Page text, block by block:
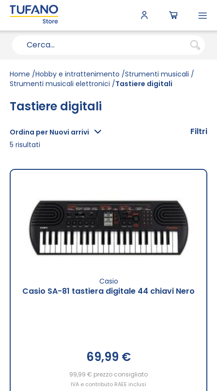
Home Hobby e intrattenimento Strumenti musicali
Strumenti musicali elettronici
Tastiere digitali
Tastiere digitali
Ordina per Nuovi arrivi
5 risultati
Casio
Casio SA-81 tastiera digitale 44 chiavi Nero
69,99 €
99,99 € prezzo consigliato
IVA e contributo RAEE inclusi
Filtri